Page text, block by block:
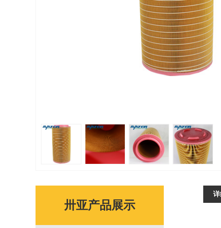
卅亚产品展示